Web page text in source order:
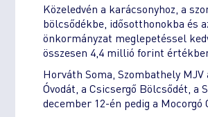
Közeledvén a karácsonyhoz, a
bölcsődékbe, idősotthonokba és
önkormányzat meglepetéssel
összesen 4,4 millió forint
Horváth Soma, Szombathely
Óvodát, a Csicsergő Bölcsődét, a
december 12-én pedig a Mocorgó